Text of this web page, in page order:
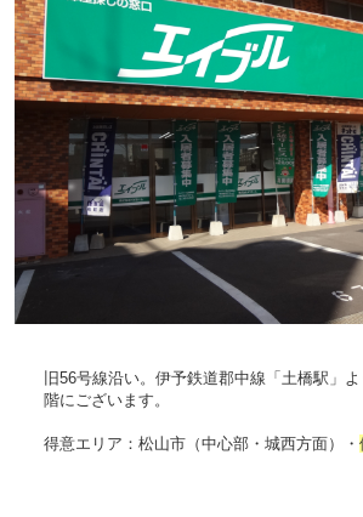
旧56号線沿い。伊予鉄道郡中線「土橋駅」
階にございます。
得意エリア：松山市（中心部・城西方面）・